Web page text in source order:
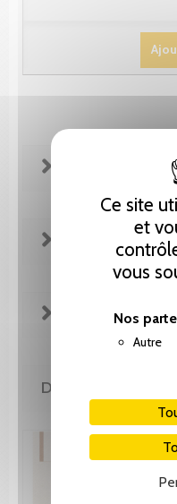
Ce site
et
vous
Nos
Autre
FICHE
REVUE DE
EXTRAITS
DE LA MÊME